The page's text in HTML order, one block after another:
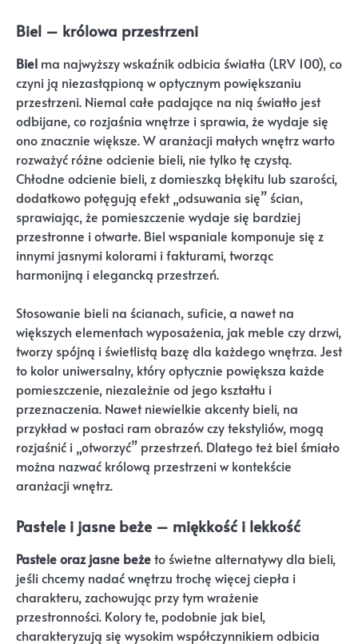
Biel – królowa przestrzeni
Biel ma najwyższy wskaźnik odbicia światła (LRV 100), co
czyni ją niezastąpioną w optycznym powiększaniu
przestrzeni. Niemal całe padające na nią światło jest
odbijane, co rozjaśnia wnętrze i sprawia, że wydaje się
ono znacznie większe. W aranżacji małych wnętrz warto
rozważyć różne odcienie bieli, nie tylko tę czystą.
Chłodne odcienie bieli, z domieszką błękitu lub szarości,
dodatkowo potęgują efekt „odsuwania się” ścian,
sprawiając, że pomieszczenie wydaje się bardziej
przestronne i otwarte. Biel wspaniale komponuje się z
innymi jasnymi kolorami i fakturami, tworząc
harmonijną i elegancką przestrzeń.
Stosowanie bieli na ścianach, suficie, a nawet na
większych elementach wyposażenia, jak meble czy drzwi,
tworzy spójną i świetlistą bazę dla każdego wnętrza. Jest
to kolor uniwersalny, który optycznie powiększa każde
pomieszczenie, niezależnie od jego kształtu i
przeznaczenia. Nawet niewielkie akcenty bieli, na
przykład w postaci ram obrazów czy tekstyliów, mogą
rozjaśnić i „otworzyć” przestrzeń. Dlatego też biel śmiało
można nazwać królową przestrzeni w kontekście
aranżacji wnętrz.
Pastele i jasne beże – miękkość i lekkość
Pastele oraz jasne beżeto świetne alternatywy dla bieli,
jeśli chcemy nadać wnętrzu trochę więcej ciepła i
charakteru, zachowując przy tym wrażenie
przestronności. Kolory te, podobnie jak biel,
charakteryzują się wysokim współczynnikiem odbicia